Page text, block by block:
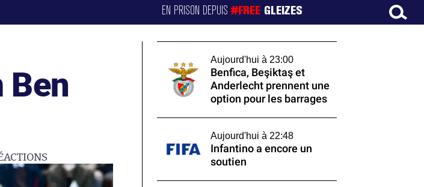
EN PRISON DEPUIS#FREE GLEIZES
Ben
Aujourd'hui à 23:00
Benfica, Beşiktaş et
Anderlecht prennent une
option pour les barrages
Aujourd'hui à 22:48
Infantino a encore un
soutien